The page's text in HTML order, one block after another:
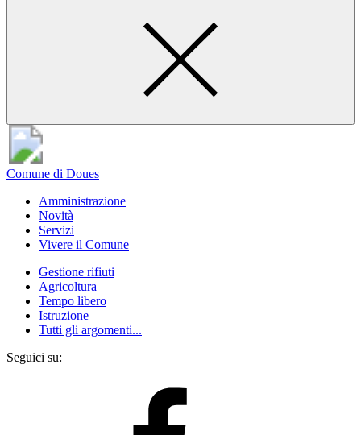
Comune di Doues
Amministrazione
Novità
Servizi
Vivere il Comune
Gestione rifiuti
Agricoltura
Tempo libero
Istruzione
Tutti gli argomenti...
Seguici su: